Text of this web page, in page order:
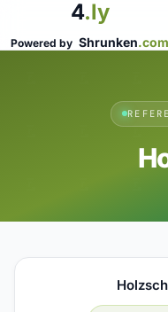
4.ly
Powered by Shrunken.com